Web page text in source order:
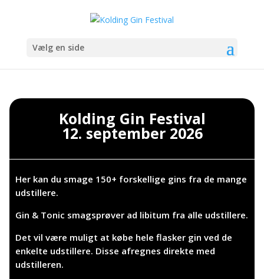
Vælg en side
Kolding Gin Festival
12. september 2026
Her kan du smage 150+ forskellige gins fra de mange
udstillere.
Gin & Tonic smagsprøver ad libitum fra alle udstillere.
Det vil være muligt at købe hele flasker gin ved de
enkelte udstillere. Disse afregnes direkte med
udstilleren.